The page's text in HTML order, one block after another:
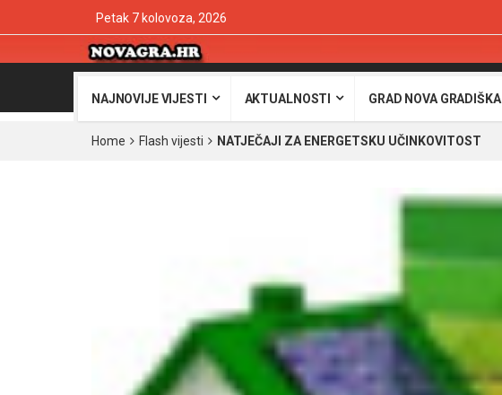
Petak 7 kolovoza, 2026
NAJNOVIJE VIJESTI AKTUALNOSTI GRAD NOVA GRADIŠKA
Home Flash vijesti NATJEČAJI ZA ENERGETSKU UČINKOVITOST